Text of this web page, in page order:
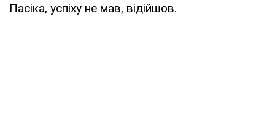
Пасіка, успіху не мав, відійшов.